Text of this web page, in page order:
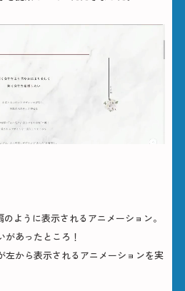
ように表示されるアニメーション。
があったところ！
左から表示されるアニメーションを実